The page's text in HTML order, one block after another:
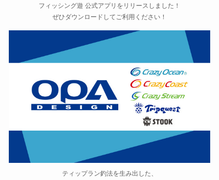
フィッシング遊 公式アプリをリリースしました！
ぜひダウンロードしてご利用ください！
ティップラン釣法を生み出した、